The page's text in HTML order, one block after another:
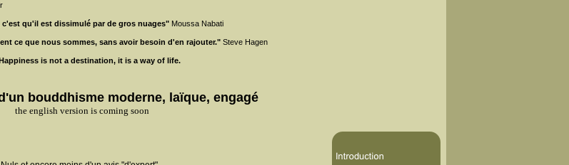
qu'il est dissimulé par de gros nuages" Moussa Nabati
ce que nous sommes, sans avoir besoin d'en rajouter." Steve Hagen
is not a destination, it is a way of life.
bouddhisme moderne, laïque, engagé
the english version is coming soon